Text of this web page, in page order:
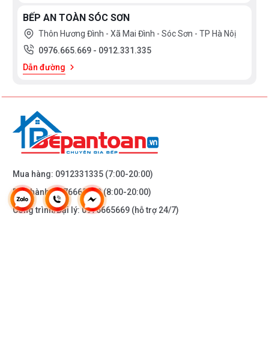
BẾP AN TOÀN SÓC SƠN
Thôn Hương Đình - Xã Mai Đình - Sóc Sơn - TP Hà Nôị
0976.665.669 - 0912.331.335
Dẫn đường
Mua hàng: 0912331335 (7:00-20:00)
Bảo hành:0976665669(8:00-20:00)
Công trình/Đại lý:0976665669 (hỗ trợ 24/7)